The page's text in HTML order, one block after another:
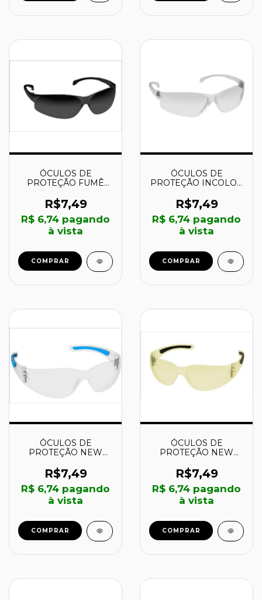
ÓCULOS DE
PROTEÇÃO FUMÊ
VALEPLAST
R$7,49
R$ 6,74 pagando
à vista
COMPRAR
ÓCULOS DE
PROTEÇÃO INCOLOR
062054 - VALEPLAST
R$7,49
R$ 6,74 pagando
à vista
COMPRAR
ÓCULOS DE
PROTEÇÃO NEW
062066 - VALEPLAST
R$7,49
R$ 6,74 pagando
à vista
COMPRAR
ÓCULOS DE
PROTEÇÃO NEW
062072 - VALEPLAST
R$7,49
R$ 6,74 pagando
à vista
COMPRAR